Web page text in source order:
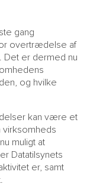
gang
overtrædelse af
Det er dermed nu
og hvilke
kan være et
muligt at
Datatilsynets
er, samt